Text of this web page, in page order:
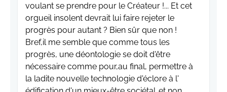
voulant se prendre pour le Créateur !... Et cet
orgueil insolent devrait lui faire rejeter le
progrès pour autant ? Bien sûr que non !
Bref,il me semble que comme tous les
progrès, une déontologie se doit d'être
nécessaire comme pour,au final, permettre à
la ladite nouvelle technologie d'éclore à l'